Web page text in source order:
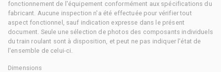
fonctionnement de l'équipement conformément aux spécifications du
fabricant. Aucune inspection n'a été effectuée pour vérifier tout
aspect fonctionnel, sauf indication expresse dans le présent
document. Seule une sélection de photos des composants individuels
du train roulant sont à disposition, et peut ne pas indiquer l'état de
l'ensemble de celui-ci.
Dimensions